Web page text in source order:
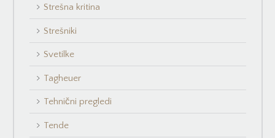
Strešna kritina
Strešniki
Svetilke
Tagheuer
Tehnični pregledi
Tende